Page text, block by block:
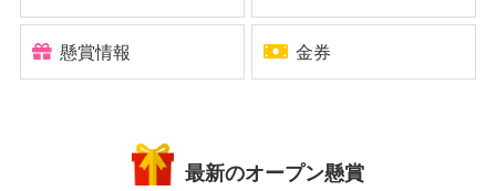
懸賞情報 金券
最新のオープン懸賞